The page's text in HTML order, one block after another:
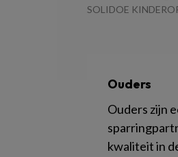
SOLIDOE
Ouders
Ouders zijn
kwaliteit in